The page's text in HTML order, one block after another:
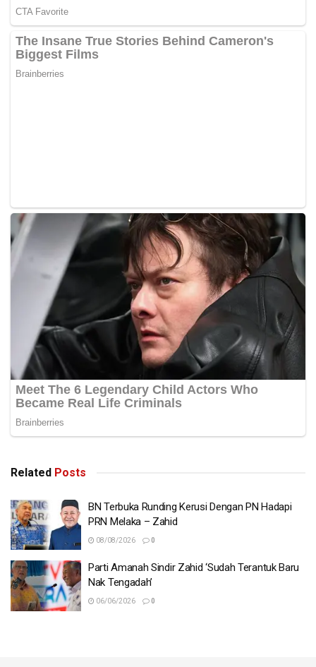
Related Posts
BN Terbuka Runding Kerusi Dengan PN Hadapi
PRN Melaka – Zahid
08/08/2026 0
Parti Amanah Sindir Zahid ‘Sudah Terantuk Baru
Nak Tengadah’
06/06/2026 0